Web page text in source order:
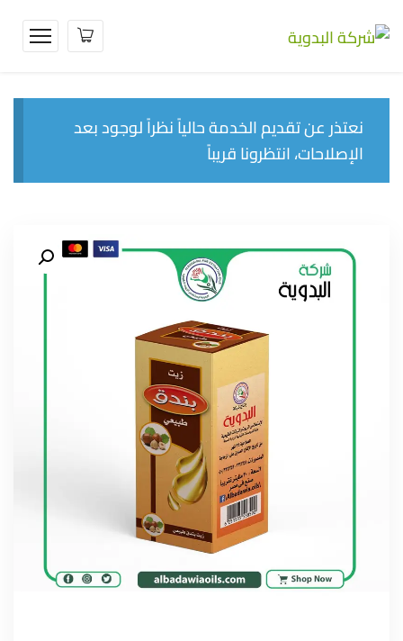
نعتذر عن تقديم الخدمة حالياً نظراً لوجود بعد
الإصلاحات، انتظرونا قريباً